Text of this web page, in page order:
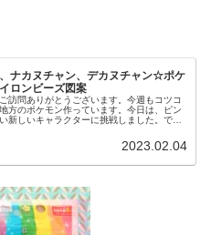
ナカヌチャン、デカヌチャン☆ポケ
ロンビーズ図案
訪問ありがとうございます。今週もコツコ
方のポケモン作っています。今日は、ピン
新しいキャラクターに挑戦しました。で
2023.02.04